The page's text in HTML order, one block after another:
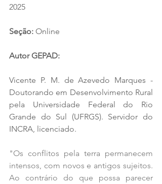
2025
Seção: Online
Autor GEPAD:
Vicente P. M. de Azevedo Marques -
Doutorando em Desenvolvimento Rural
pela Universidade Federal do Rio
Grande do Sul (UFRGS). Servidor do
INCRA, licenciado.
"Os conflitos pela terra permanecem
intensos, com novos e antigos sujeitos.
Ao contrário do que possa parecer